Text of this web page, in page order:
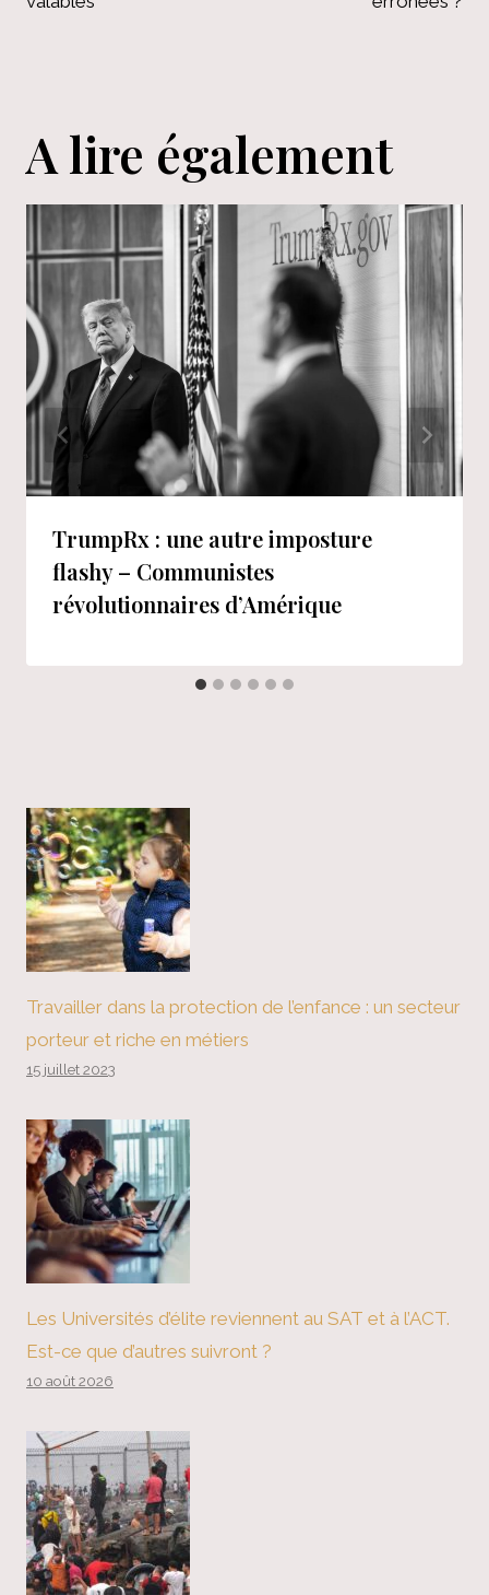
A lire également
TrumpRx : une autre imposture
flashy – Communistes
révolutionnaires d’Amérique
Travailler dans la protection de l’enfance : un secteur
porteur et riche en métiers
15 juillet 2023
Les Universités d’élite reviennent au SAT et à l’ACT.
Est-ce que d’autres suivront ?
10 août 2026